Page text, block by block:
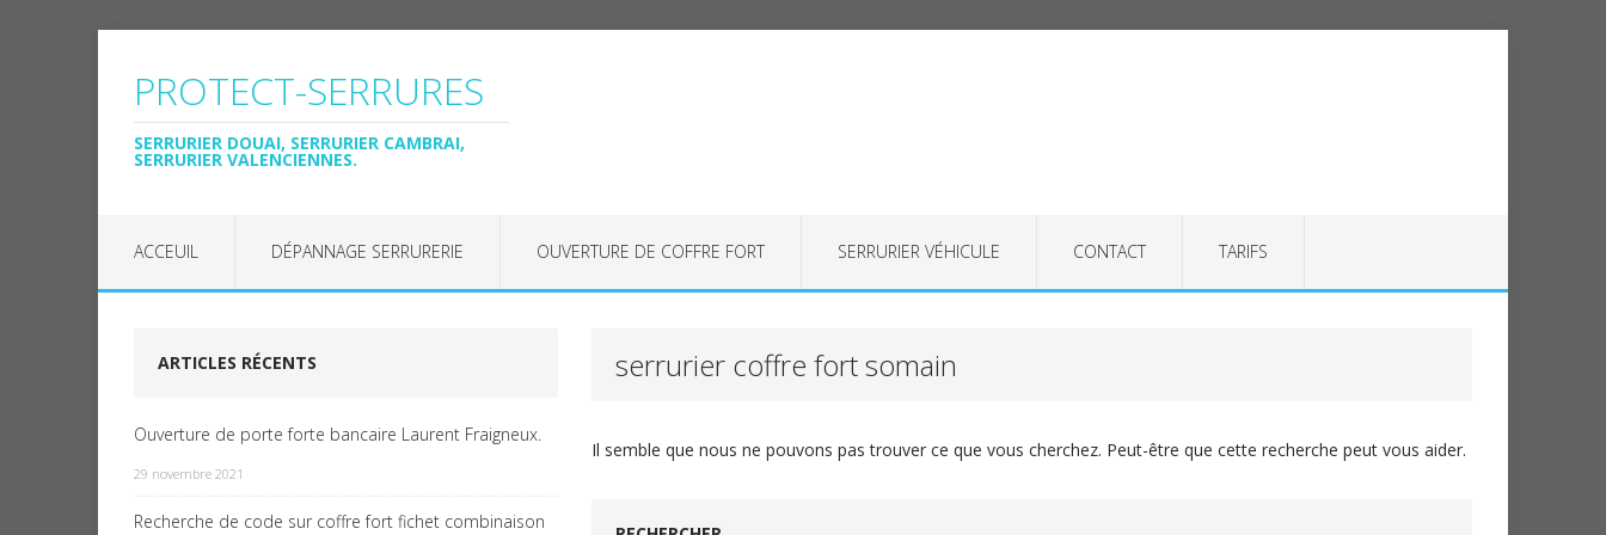
PROTECT-SERRURES
SERRURIER DOUAI, SERRURIER CAMBRAI,
SERRURIER VALENCIENNES.
ACCEUIL DÉPANNAGE SERRURERIE OUVERTURE DE COFFRE FORT SERRURIER VÉHICULE CONTACT TARIFS
serrurier coffre fort somain
Il semble que nous ne pouvons pas trouver ce que vous cherchez. Peut-être que cette recherche peut vous aider.
ARTICLES RÉCENTS
Ouverture de porte forte bancaire Laurent Fraigneux.
29 novembre 2021
Recherche de code sur coffre fort fichet combinaison